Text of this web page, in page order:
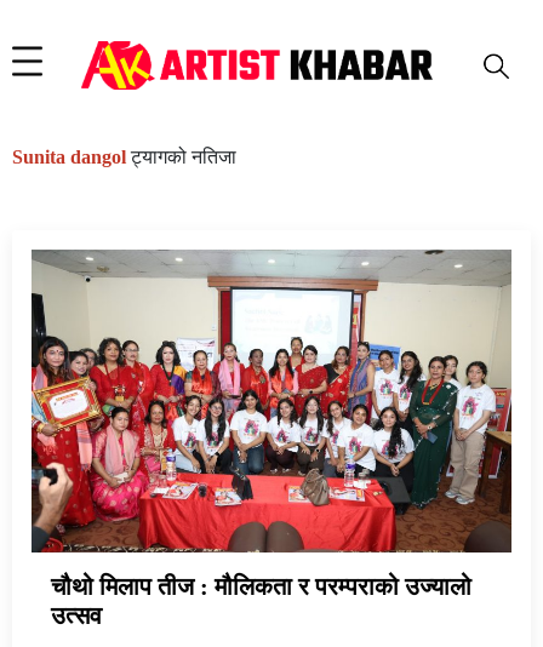
Sunita dangolट्यागको नतिजा
चौथो मिलाप तीज : मौलिकता र परम्पराको उज्यालो
उत्सव